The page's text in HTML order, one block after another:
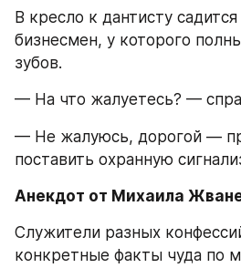
В кресло к дантисту
бизнесмен, у которого
зубов.
— На что жалуетесь? —
— Не жалуюсь, дорогой —
поставить охранную
Анекдот от Михаила
Служители разных
конкретные факты чуда по